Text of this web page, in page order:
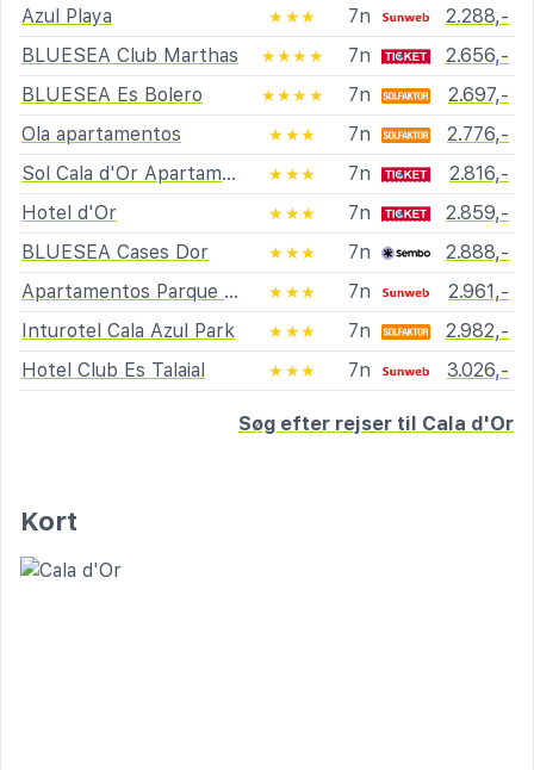
Azul Playa ★★★ 7n
2.288,-
BLUESEA Club Marthas
★★★★ 7n
2.656,-
BLUESEA Es Bolero
★★★★ 7n
2.697,-
Ola apartamentos
★★★ 7n
2.776,-
Sol Cala d'Or Apartamentos
★★★ 7n
2.816,-
Hotel d'Or
★★★ 7n
2.859,-
BLUESEA Cases Dor
★★★ 7n
2.888,-
Apartamentos Parque Mar
★★★ 7n
2.961,-
Inturotel Cala Azul Park
★★★ 7n
2.982,-
Hotel Club Es Talaial
★★★ 7n 3.026,-
Søg efter rejser til Cala d'Or
Kort